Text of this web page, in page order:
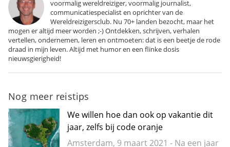
voormalig wereldreiziger, voormalig journalist,
communicatiespecialist en oprichter van de
Wereldreizigersclub. Nu 70+ landen bezocht, maar het
mogen er altijd meer worden ;-) Ontdekken, schrijven, verhalen
vertellen, ondernemen, leren en ontmoeten: dat is een beetje de rode
draad in mijn leven. Altijd met humor en een flinke dosis
nieuwsgierigheid!
Nog meer reistips
We willen hoe dan ook op vakantie dit
jaar, zelfs bij code oranje
Amsterdam, 9 maart 2021 - Na een jaar